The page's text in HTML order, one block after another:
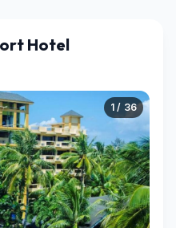
Hotel
1 / 36